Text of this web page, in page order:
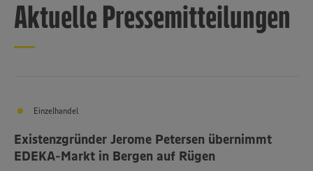
Aktuelle Pressemitteilungen
Einzelhandel
Existenzgründer Jerome Petersen übernimmt
EDEKA-Markt in Bergen auf Rügen